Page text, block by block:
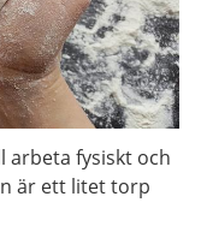
arbeta fysiskt och
är ett litet torp